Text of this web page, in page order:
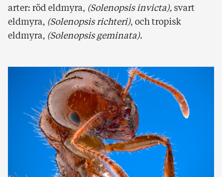
arter: röd eldmyra, (Solenopsis invicta), svart
eldmyra, (Solenopsis richteri), och tropisk
eldmyra, (Solenopsis geminata).